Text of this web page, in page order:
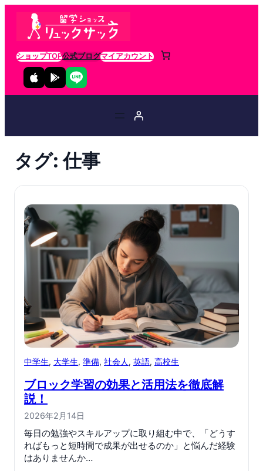
ショップTOP公式ブログマイアカウント
タグ:仕事
中学生, 大学生, 準備, 社会人, 英語, 高校生
ブロック学習の効果と活用法を徹底解
説！
2026年2月14日
毎日の勉強やスキルアップに取り組む中で、「どうす
ればもっと短時間で成果が出せるのか」と悩んだ経験
はありませんか…